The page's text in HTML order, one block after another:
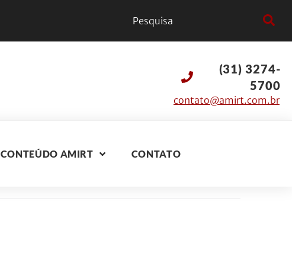
(31) 3274-
5700
contato@amirt.com.br
CONTEÚDO AMIRT CONTATO